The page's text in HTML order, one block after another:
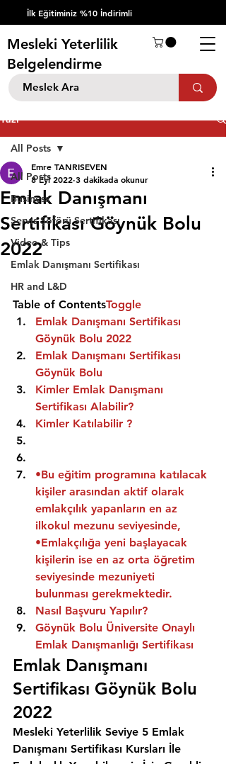
İlk Eğitiminiz %10 İndirimli
Mesleki Yeterlilik
Belgelendirme
Yazı
All Posts
Business
Servis Şöförü Sertifikası
Video & Tips
Emlak Danışmanı Sertifikası
HR and L&D
All Posts
Emlak Danışmanı
Sertifikası Göynük Bolu
2022
Emre TANRISEVEN
8 Eyl 2022 3 dakikada okunur
Table of ContentsToggle
Emlak Danışmanı Sertifikası
Göynük Bolu 2022
Emlak Danışmanı Sertifikası
Göynük Bolu
Kimler Emlak Danışmanı
Sertifikası Alabilir?
Kimler Katılabilir ?
•Bu eğitim programına katılacak
kişiler arasından aktif olarak
emlakçılık yapanların en az
ilkokul mezunu seviyesinde,
•Emlakçılığa yeni başlayacak
kişilerin ise en az orta öğretim
seviyesinde mezuniyeti
bulunması gerekmektedir.
Nasıl Başvuru Yapılır?
Göynük Bolu Üniversite Onaylı
Emlak Danışmanlığı Sertifikası
Emlak Danışmanı
Sertifikası Göynük Bolu
2022
Mesleki Yeterlilik Seviye 5 Emlak
Danışmanı Sertifikası Kursları İle